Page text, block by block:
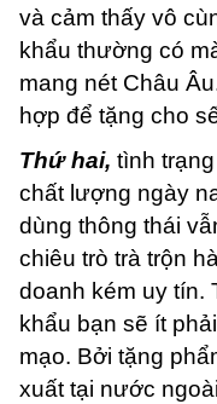
và cảm thấy vô
khẩu thường có
mang nét Châu
hợp để tặng cho
Thứ hai, tình
chất lượng ngày
dùng thông thái
chiêu trò trà trộn
doanh kém uy tín.
khẩu bạn sẽ ít
mạo. Bởi tặng
xuất tại nước